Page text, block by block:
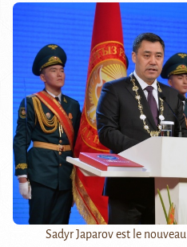
Sadyr Japarov est le